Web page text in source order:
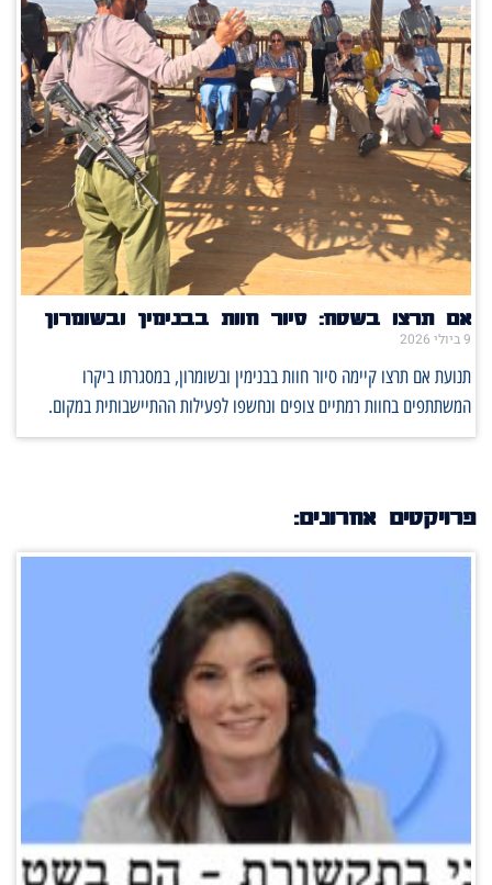
אם תרצו בשטח: סיור חוות בבנימין ובשומרון
9 ביולי 2026
תנועת אם תרצו קיימה סיור חוות בבנימין ובשומרון, במסגרתו ביקרו
המשתתפים בחוות רמתיים צופים ונחשפו לפעילות ההתיישבותית במקום.
פרויקטים אחרונים: